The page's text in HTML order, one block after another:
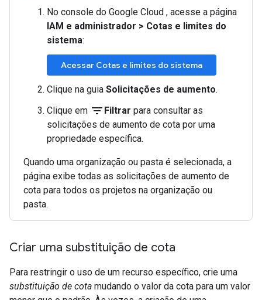
No console do Google Cloud , acesse a página
IAM e administrador > Cotas e limites do
sistema:
Acessar Cotas e limites do sistema
Clique na guia Solicitações de aumento.
Clique em filter_list Filtrar para consultar as
solicitações de aumento de cota por uma
propriedade específica.
Quando uma organização ou pasta é selecionada, a
página exibe todas as solicitações de aumento de
cota para todos os projetos na organização ou
pasta.
Criar uma substituição de cota
Para restringir o uso de um recurso específico, crie uma
substituição de cota mudando o valor da cota para um valor